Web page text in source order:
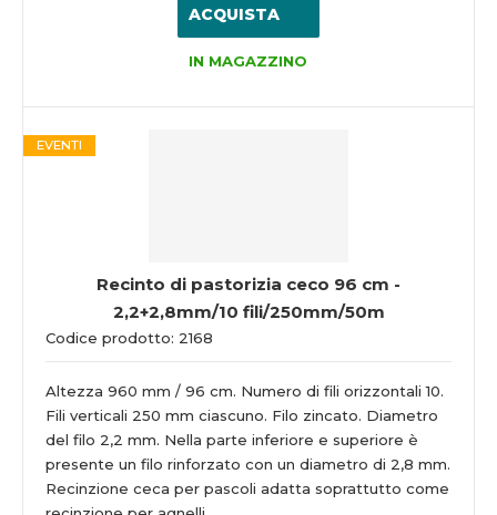
ACQUISTA
IN MAGAZZINO
Recinto di pastorizia ceco 96 cm -
2,2+2,8mm/10 fili/250mm/50m
Codice prodotto: 2168
EVENTI
Altezza 960 mm / 96 cm. Numero di fili orizzontali 10.
Fili verticali 250 mm ciascuno. Filo zincato. Diametro
del filo 2,2 mm. Nella parte inferiore e superiore è
presente un filo rinforzato con un diametro di 2,8 mm.
Recinzione ceca per pascoli adatta soprattutto come